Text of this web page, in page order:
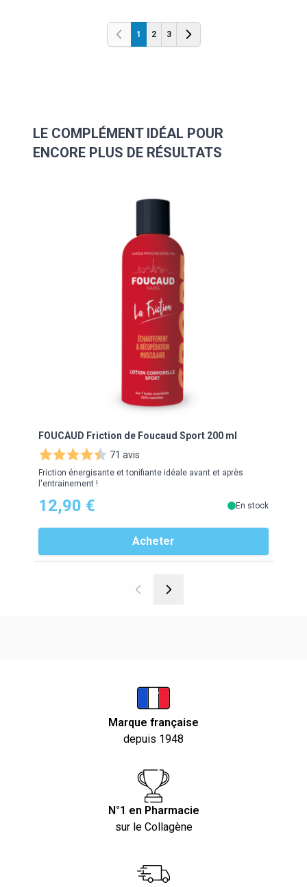
Précédent
1 2 3
Précédent
LE COMPLÉMENT IDÉAL POUR
ENCORE PLUS DE RÉSULTATS
FOUCAUD Friction de Foucaud Sport 200 ml
71 avis
Friction énergisante et tonifiante idéale avant et après
l'entrainement !
12,90 € En stock
Acheter
Marque française
depuis 1948
N°1 en Pharmacie
sur le Collagène